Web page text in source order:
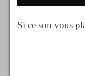
Si ce son vous